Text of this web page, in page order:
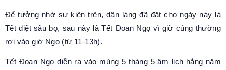
Để tưởng nhớ sự kiện trên, dân làng đã đặt cho ngày này là
Tết diệt sâu bọ, sau này là Tết Đoan Ngọ vì giờ cúng thường
rơi vào giờ Ngọ (từ 11-13h).
Tết Đoan Ngọ diễn ra vào mùng 5 tháng 5 âm lịch hằng năm